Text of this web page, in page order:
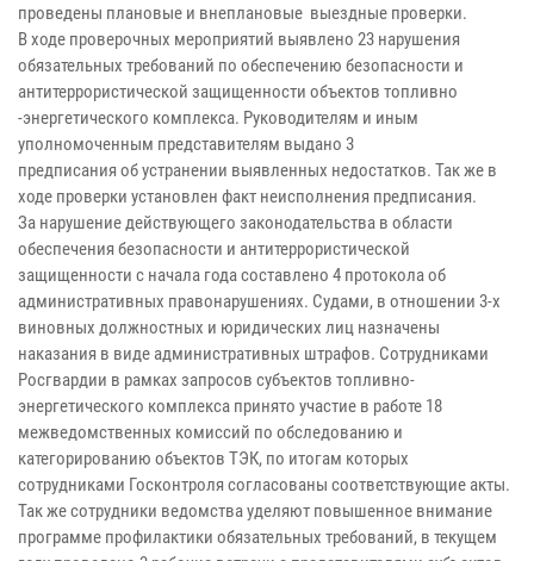
проведены плановые и внеплановые выездные проверки.
В ходе проверочных мероприятий выявлено 23 нарушения
обязательных требований по обеспечению безопасности и
антитеррористической защищенности объектов топливно
-энергетического комплекса. Руководителям и иным
уполномоченным представителям выдано 3
предписания об устранении выявленных недостатков. Так же в
ходе проверки установлен факт неисполнения предписания.
За нарушение действующего законодательства в области
обеспечения безопасности и антитеррористической
защищенности с начала года составлено 4 протокола об
административных правонарушениях. Судами, в отношении 3-х
виновных должностных и юридических лиц назначены
наказания в виде административных штрафов. Сотрудниками
Росгвардии в рамках запросов субъектов топливно-
энергетического комплекса принято участие в работе 18
межведомственных комиссий по обследованию и
категорированию объектов ТЭК, по итогам которых
сотрудниками Госконтроля согласованы соответствующие акты.
Так же сотрудники ведомства уделяют повышенное внимание
программе профилактики обязательных требований, в текущем